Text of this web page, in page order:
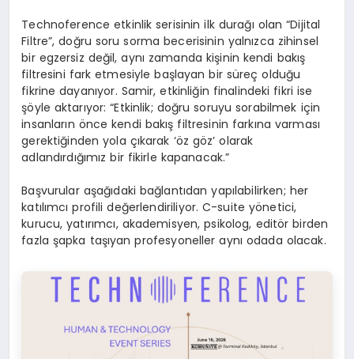
Technoference etkinlik serisinin ilk durağı olan “Dijital
Filtre”, doğru soru sorma becerisinin yalnızca zihinsel
bir egzersiz değil, aynı zamanda kişinin kendi bakış
filtresini fark etmesiyle başlayan bir süreç olduğu
fikrine dayanıyor. Samir, etkinliğin finalindeki fikri ise
şöyle aktarıyor: “Etkinlik; doğru soruyu sorabilmek için
insanların önce kendi bakış filtresinin farkına varması
gerektiğinden yola çıkarak ‘öz göz’ olarak
adlandırdığımız bir fikirle kapanacak.”
Başvurular aşağıdaki bağlantıdan yapılabilirken; her
katılımcı profili değerlendiriliyor. C-suite yönetici,
kurucu, yatırımcı, akademisyen, psikolog, editör birden
fazla şapka taşıyan profesyoneller aynı odada olacak.